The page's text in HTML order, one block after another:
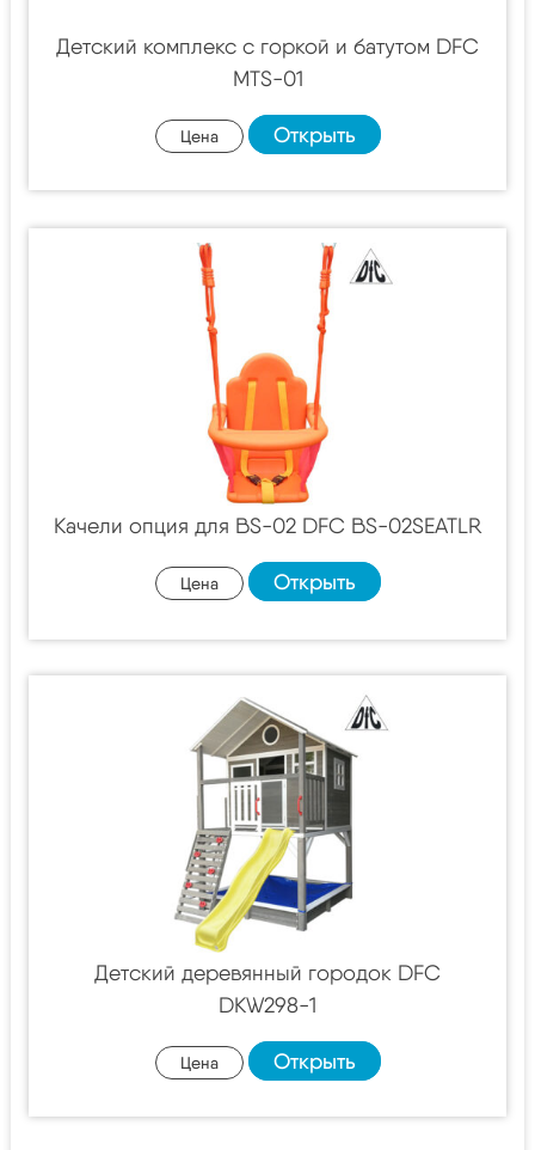
Детский комплекс с горкой и батутом DFC
MTS-01
Цена Открыть
Качели опция для BS-02 DFC BS-02SEATLR
Цена Открыть
Детский деревянный городок DFC
DKW298-1
Цена Открыть